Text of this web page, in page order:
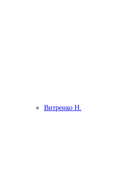
Витренко Н.